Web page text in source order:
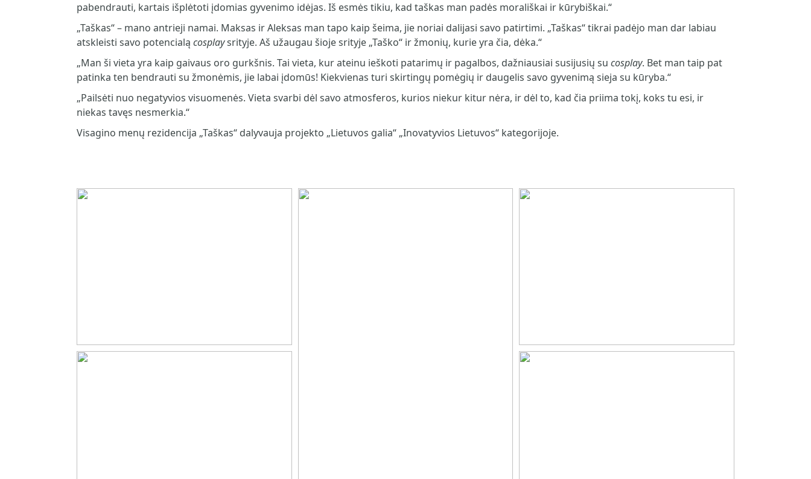
pabendrauti, kartais išplėtoti įdomias gyvenimo idėjas. Iš esmės tikiu, kad taškas man padės morališkai ir kūrybiškai.“
„Taškas“ – mano antrieji namai. Maksas ir Aleksas man tapo kaip šeima, jie noriai dalijasi savo patirtimi. „Taškas“ tikrai padėjo man dar labiau
atskleisti savo potencialą cosplaysrityje. Aš užaugau šioje srityje „Taško“ ir žmonių, kurie yra čia, dėka.“
„Man ši vieta yra kaip gaivaus oro gurkšnis. Tai vieta, kur ateinu ieškoti patarimų ir pagalbos, dažniausiai susijusių su cosplay. Bet man taip pat
patinka ten bendrauti su žmonėmis, jie labai įdomūs! Kiekvienas turi skirtingų pomėgių ir daugelis savo gyvenimą sieja su kūryba.“
„Pailsėti nuo negatyvios visuomenės. Vieta svarbi dėl savo atmosferos, kurios niekur kitur nėra, ir dėl to, kad čia priima tokį, koks tu esi, ir
niekas tavęs nesmerkia.“
Visagino menų rezidencija „Taškas“ dalyvauja projekto „Lietuvos galia“ „Inovatyvios Lietuvos“ kategorijoje.